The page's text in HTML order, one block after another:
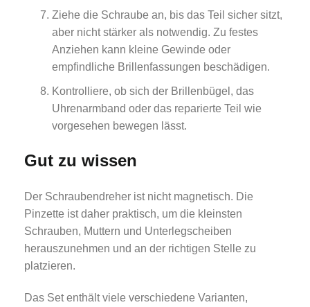
Ziehe die Schraube an, bis das Teil sicher sitzt,
aber nicht stärker als notwendig. Zu festes
Anziehen kann kleine Gewinde oder
empfindliche Brillenfassungen beschädigen.
Kontrolliere, ob sich der Brillenbügel, das
Uhrenarmband oder das reparierte Teil wie
vorgesehen bewegen lässt.
Gut zu wissen
Der Schraubendreher ist nicht magnetisch. Die
Pinzette ist daher praktisch, um die kleinsten
Schrauben, Muttern und Unterlegscheiben
herauszunehmen und an der richtigen Stelle zu
platzieren.
Das Set enthält viele verschiedene Varianten,